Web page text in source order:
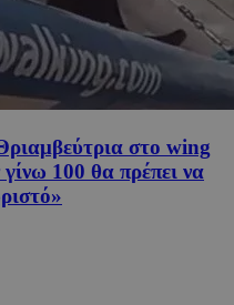
στο wing
100 θα πρέπει να